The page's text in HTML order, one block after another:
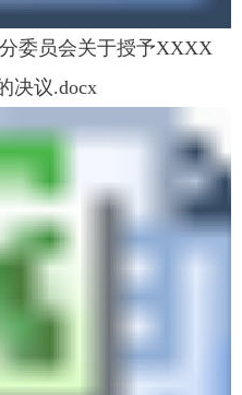
委员会关于授予XXXX
决议.docx